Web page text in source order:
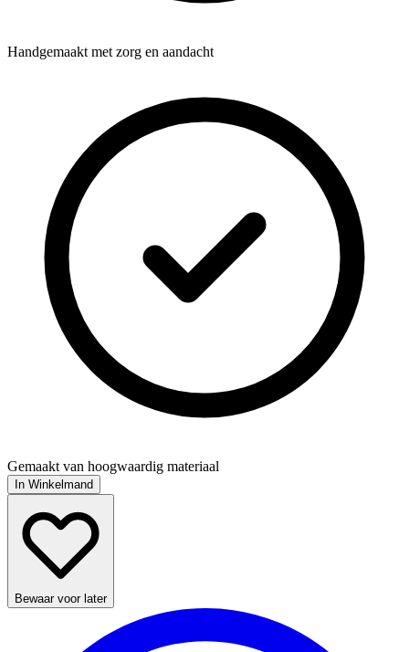
Handgemaakt met zorg en aandacht
Gemaakt van hoogwaardig materiaal
In Winkelmand
Bewaar voor later